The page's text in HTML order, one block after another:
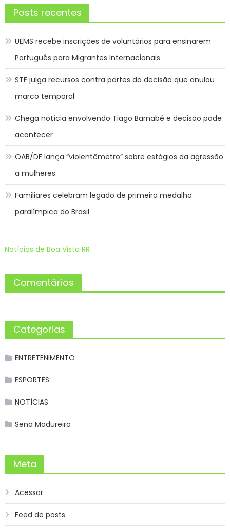
Posts recentes
UEMS recebe inscrições de voluntários para ensinarem
Português para Migrantes Internacionais
STF julga recursos contra partes da decisão que anulou
marco temporal
Chega notícia envolvendo Tiago Barnabé e decisão pode
acontecer
OAB/DF lança “violentômetro” sobre estágios da agressão
a mulheres
Familiares celebram legado de primeira medalha
paralímpica do Brasil
Notícias de Boa Vista RR
Comentários
Categorias
ENTRETENIMENTO
ESPORTES
NOTÍCIAS
Sena Madureira
Meta
Acessar
Feed de posts